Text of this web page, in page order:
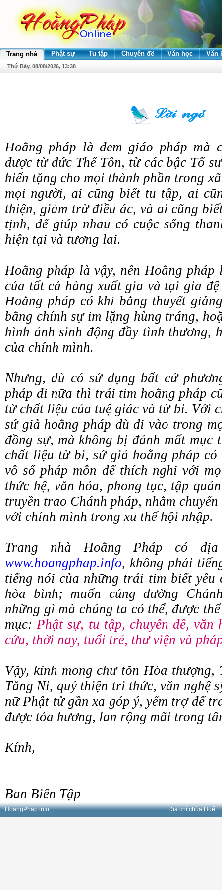
Trang nhà Phật sự Tu tập Chuyên đề Văn học Văn
Thứ Bảy, 08/08/2026, 13:38
Hoằng pháp là đem giáo pháp mà
được từ đức Thế Tôn, từ các bậc Tổ
hiến tặng cho mọi thành phần trong
mọi người, ai cũng biết tu tập, ai
thiện, giảm trừ điều ác, và ai cũng
tịnh, để giúp nhau có cuộc sống
hiện tại và tương lai.
Hoằng pháp là vậy, nên Hoằng pháp
của tất cả hàng xuất gia và tại gia
Hoằng pháp có khi bằng thuyết
bằng chính sự im lặng hùng tráng,
hình ảnh sinh động đầy tình thương,
của chính mình.
Nhưng, dù có sử dụng bất cứ
pháp đi nữa thì trái tim hoằng pháp
từ chất liệu của tuệ giác và từ bi. Với
sứ giả hoằng pháp dù đi vào trong
đồng sự, mà không bị đánh mất mục
chất liệu từ bi, sứ giả hoằng pháp có
vô số pháp môn để thích nghi với
thức hệ, văn hóa, phong tục, tập
truyền trao Chánh pháp, nhằm
với chính mình trong xu thế hội nhập.
Trang nhà Hoằng Pháp có
www.hoangphap.info, không phải
tiếng nói của những trái tim biết yêu
hòa bình; muốn cúng dường
những gì mà chúng ta có thể, được
mục:Phật sự, tu tập, chuyên đề, văn
cứu, thời nay, tuổi trẻ, thư viện và
Vậy, kính mong chư tôn Hòa
Tăng Ni, quý thiện tri thức, văn nghệ
nữ Phật tử gần xa góp ý, yểm trợ để
được tỏa hương, lan rộng mãi trong
Kính,
Ban Biên Tập
HoangPhap.info Địa chỉ chùa Huế |